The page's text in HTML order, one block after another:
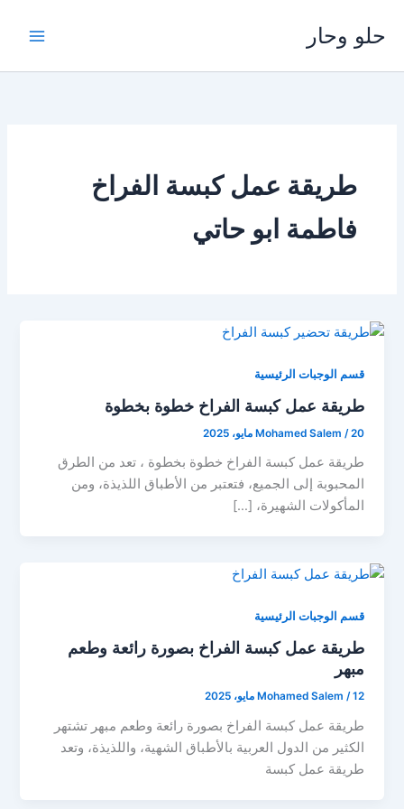
المحتوى
حلو وحار
طريقة عمل كبسة الفراخ
فاطمة ابو حاتي
قسم الوجبات الرئيسية
طريقة عمل كبسة الفراخ خطوة بخطوة
Mohamed Salem /20 مايو، 2025
طريقة عمل كبسة الفراخ خطوة بخطوة ، تعد من الطرق
المحبوبة إلى الجميع، فتعتبر من الأطباق اللذيذة، ومن
المأكولات الشهيرة، […]
قسم الوجبات الرئيسية
طريقة عمل كبسة الفراخ بصورة رائعة وطعم
مبهر
Mohamed Salem /12 مايو، 2025
طريقة عمل كبسة الفراخ بصورة رائعة وطعم مبهر تشتهر
الكثير من الدول العربية بالأطباق الشهية، واللذيذة، وتعد
طريقة عمل كبسة